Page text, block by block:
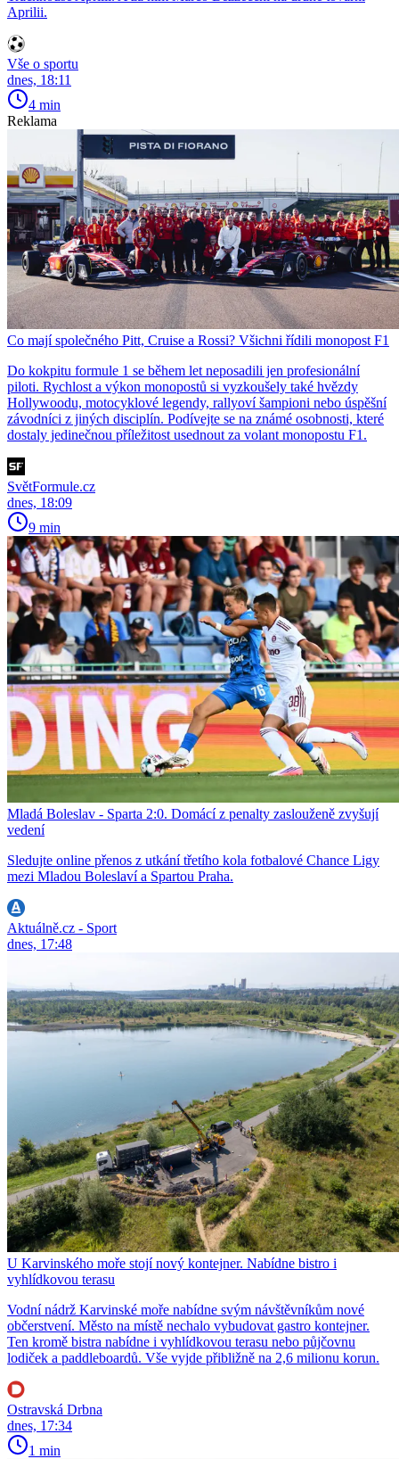
Aprilii.
Vše o sportu
dnes, 18:11
4 min
Reklama
Co mají společného Pitt, Cruise a Rossi? Všichni řídili monopost F1
Do kokpitu formule 1 se během let neposadili jen profesionální
piloti. Rychlost a výkon monopostů si vyzkoušely také hvězdy
Hollywoodu, motocyklové legendy, rallyoví šampioni nebo úspěšní
závodníci z jiných disciplín. Podívejte se na známé osobnosti, které
dostaly jedinečnou příležitost usednout za volant monopostu F1.
SvětFormule.cz
dnes, 18:09
9 min
Mladá Boleslav - Sparta 2:0. Domácí z penalty zaslouženě zvyšují
vedení
Sledujte online přenos z utkání třetího kola fotbalové Chance Ligy
mezi Mladou Boleslaví a Spartou Praha.
Aktuálně.cz - Sport
dnes, 17:48
U Karvinského moře stojí nový kontejner. Nabídne bistro i
vyhlídkovou terasu
Vodní nádrž Karvinské moře nabídne svým návštěvníkům nové
občerstvení. Město na místě nechalo vybudovat gastro kontejner.
Ten kromě bistra nabídne i vyhlídkovou terasu nebo půjčovnu
lodiček a paddleboardů. Vše vyjde přibližně na 2,6 milionu korun.
Ostravská Drbna
dnes, 17:34
1 min